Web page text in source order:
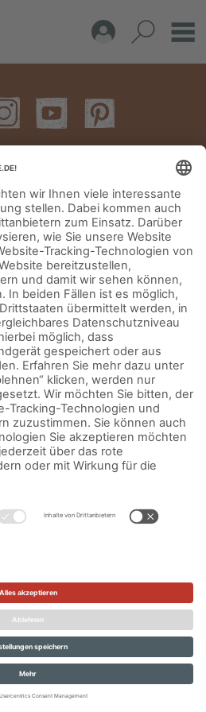
AGB KONTAKT
49 – D-21107 Hamburg